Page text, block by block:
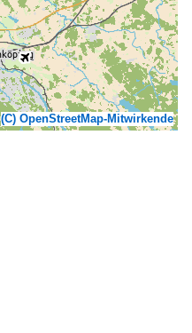
(C) OpenStreetMap-Mitwirkende